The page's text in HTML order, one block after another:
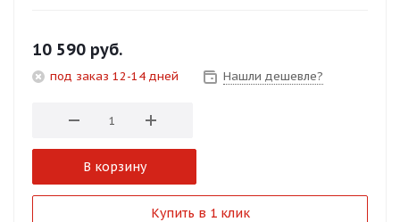
10 590 руб.
под заказ 12-14 дней Нашли дешевле?
В корзину
Купить в 1 клик
Оставшиеся 75
% будут
% каждые 2 недели